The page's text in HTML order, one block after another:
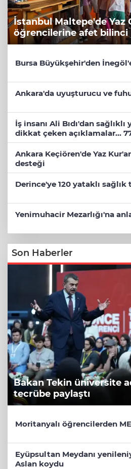
İstanbul Maltepe'de Yaz
öğrencilerine afet bilinci
Bursa Büyükşehir'den
Ankara'da uyuşturucu ve
İş insanı Ali Bıdı'dan
dikkat çeken açıklamalar...
mucizesi
Ankara Keçiören'de Yaz
desteği
Derince'ye 120 yataklı
Yenimuhacir Mezarlığı'na
Son Haberler
Bakan Tekin üniversite
tecrübe paylaştı
Moritanyalı öğrencilerden
Eyüpsultan Meydanı
Aslan koydu